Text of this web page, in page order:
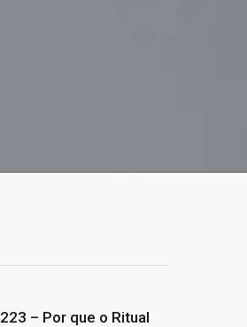
223 – Por que o Ritual